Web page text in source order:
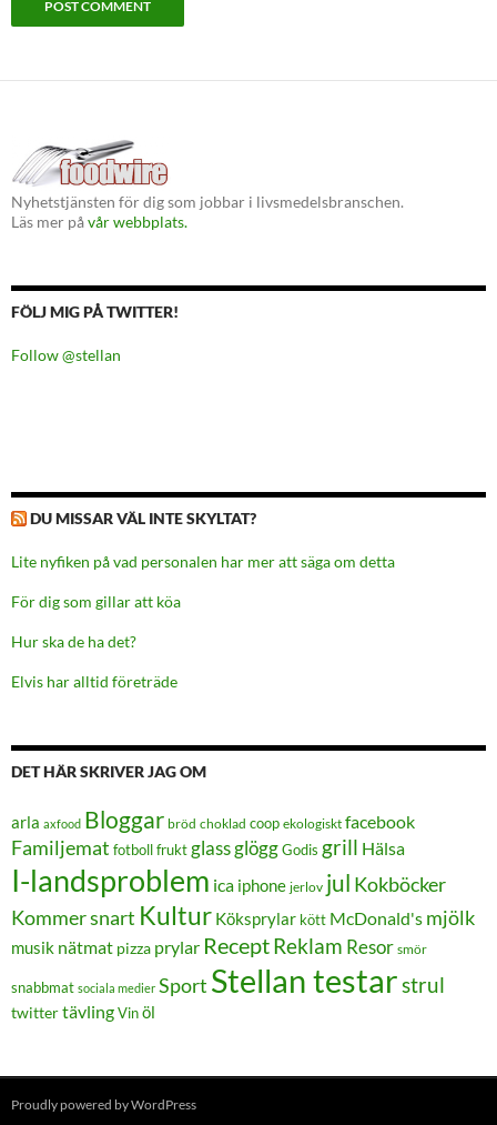
Nyhetstjänsten för dig som jobbar i livsmedelsbranschen.
Läs mer påvår webbplats.
FÖLJ MIG PÅ TWITTER!
Follow @stellan
DU MISSAR VÄL INTE SKYLTAT?
Lite nyfiken på vad personalen har mer att säga om detta
För dig som gillar att köa
Hur ska de ha det?
Elvis har alltid företräde
DET HÄR SKRIVER JAG OM
arla axfood Bloggar bröd choklad coop ekologiskt facebook
Familjemat fotboll fruktglassglöggGodis grill Hälsa
I-landsproblem ica iphone jerlov jul Kokböcker
Kommer snart Kultur Köksprylar kött McDonald's mjölk
musik nätmat pizza prylar ReceptReklam Resor smör
snabbmat sociala medier Sport Stellan testarstrul
twittertävling Vin öl
Proudly powered by WordPress